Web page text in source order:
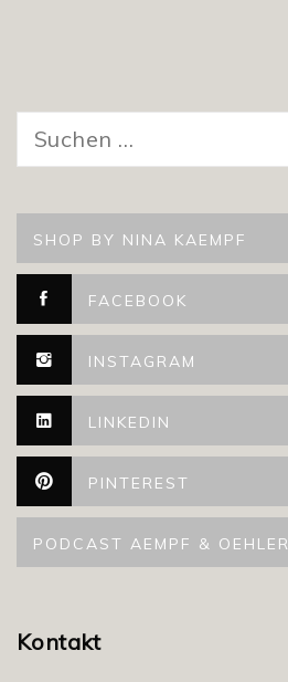
nach:
SHOP BY NINA KAEMPF
FACEBOOK
INSTAGRAM
LINKEDIN
PINTEREST
PODCAST AEMPF & OEHLER
Kontakt